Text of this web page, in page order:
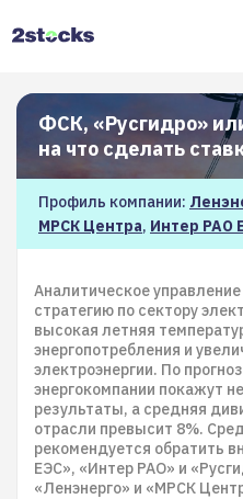
ФСК, «Русгидро»
на что сделать
Профиль компании:
МРСК Центра, Интер РАО
Аналитическое
стратегию по сектору
высокая летняя
энергопотребления и
электроэнергии. По
энергокомпании покажут
результаты, а средняя
отрасли превысит 8%.
рекомендуется обратить
ЕЭС», «Интер РАО» и
«Ленэнерго» и «МРСК